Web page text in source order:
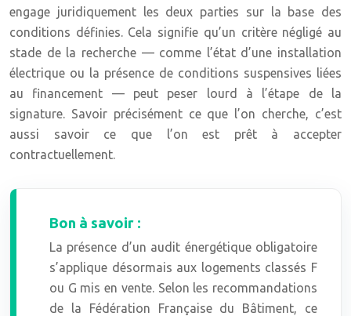
engage juridiquement les deux parties sur la base des
conditions définies. Cela signifie qu’un critère négligé au
stade de la recherche — comme l’état d’une installation
électrique ou la présence de conditions suspensives liées
au financement — peut peser lourd à l’étape de la
signature. Savoir précisément ce que l’on cherche, c’est
aussi savoir ce que l’on est prêt à accepter
contractuellement.
Bon à savoir :
La présence d’un audit énergétique obligatoire
s’applique désormais aux logements classés F
ou G mis en vente. Selon les recommandations
de la Fédération Française du Bâtiment, ce